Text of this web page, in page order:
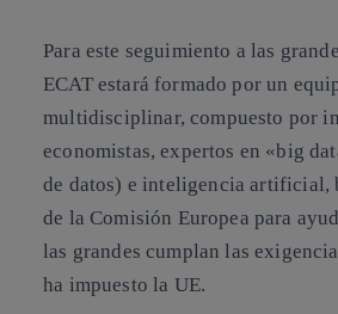
Para este seguimiento a las
ECAT estará formado por un
multidisciplinar, compuesto por
economistas, expertos en «big
de datos) e inteligencia artificial,
de la Comisión Europea para
las grandes cumplan las
ha impuesto la UE.